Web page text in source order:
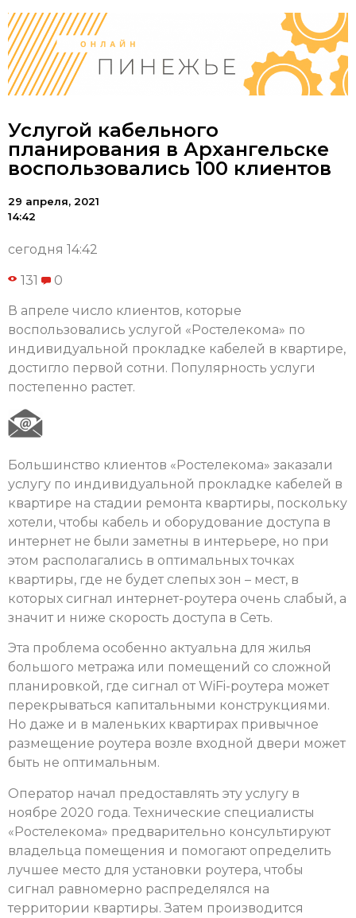
Услугой кабельного
планирования в Архангельске
воспользовались 100 клиентов
29 апреля, 2021
14:42
сегодня 14:42
131 0
В апреле число клиентов, которые
воспользовались услугой «Ростелекома» по
индивидуальной прокладке кабелей в квартире,
достигло первой сотни. Популярность услуги
постепенно растет.
Большинство клиентов «Ростелекома» заказали
услугу по индивидуальной прокладке кабелей в
квартире на стадии ремонта квартиры, поскольку
хотели, чтобы кабель и оборудование доступа в
интернет не были заметны в интерьере, но при
этом располагались в оптимальных точках
квартиры, где не будет слепых зон – мест, в
которых сигнал интернет-роутера очень слабый, а
значит и ниже скорость доступа в Сеть.
Эта проблема особенно актуальна для жилья
большого метража или помещений со сложной
планировкой, где сигнал от WiFi-роутера может
перекрываться капитальными конструкциями.
Но даже и в маленьких квартирах привычное
размещение роутера возле входной двери может
быть не оптимальным.
Оператор начал предоставлять эту услугу в
ноябре 2020 года. Технические специалисты
«Ростелекома» предварительно консультируют
владельца помещения и помогают определить
лучшее место для установки роутера, чтобы
сигнал равномерно распределялся на
территории квартиры. Затем производится